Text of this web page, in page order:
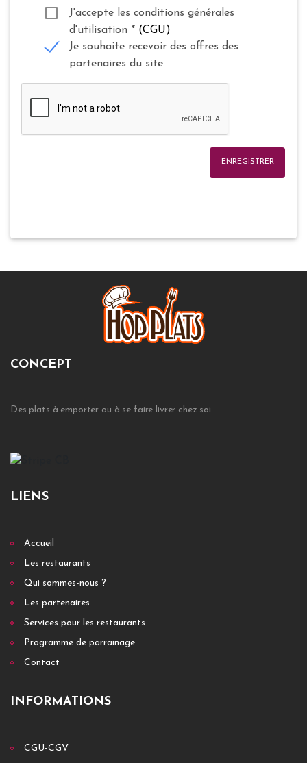
J'accepte les conditions générales
d'utilisation * (CGU)
Je souhaite recevoir des offres des
partenaires du site
ENREGISTRER
CONCEPT
Des plats à emporter ou à se faire livrer chez soi
LIENS
Accueil
Les restaurants
Qui sommes-nous ?
Les partenaires
Services pour les restaurants
Programme de parrainage
Contact
INFORMATIONS
CGU-CGV